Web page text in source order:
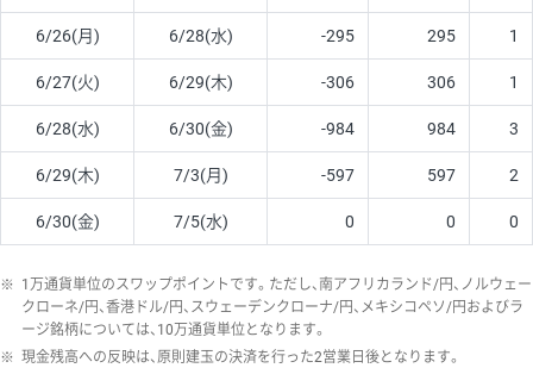
6/26(月) 6/28(水) -295 295 1
6/27(火) 6/29(木) -306 306 1
6/28(水) 6/30(金) -984 984 3
6/29(木) 7/3(月) -597 597 2
6/30(金) 7/5(水) 0 0 0
※ 1万通貨単位のスワップポイントです。ただし、南アフリカランド/円、ノルウェー
クローネ/円、香港ドル/円、スウェーデンクローナ/円、メキシコペソ/円およびラ
ージ銘柄については、10万通貨単位となります。
※ 現金残高への反映は、原則建玉の決済を行った2営業日後となります。